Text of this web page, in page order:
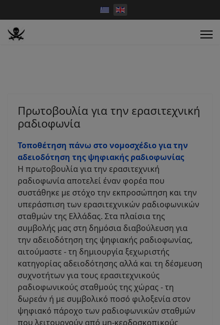
Πρωτοβουλία για την ερασιτεχνική
ραδιοφωνία
Τοποθέτηση πάνω στο νομοσχέδιο για την
αδειοδότηση της ψηφιακής ραδιοφωνίας
Η πρωτοβουλία για την ερασιτεχνική
ραδιοφωνία αποτελεί έναν φορέα που
συστάθηκε με στόχο την εκπροσώπηση και την
υπεράσπιση των ερασιτεχνικών ραδιοφωνικών
σταθμών της Ελλάδας. Στα πλαίσια της
συμβολής μας στη δημόσια διαβούλευση για
την αδειοδότηση της ψηφιακής ραδιοφωνίας,
αιτούμαστε - τη δημιουργία ξεχωριστής
κατηγορίας αδειοδότησης αλλά και τη δέσμευση
συχνοτήτων για τους ερασιτεχνικούς
ραδιοφωνικούς σταθμούς της χώρας - τη
δωρεάν ή με συμβολικό ποσό φιλοξενία στον
ψηφιακό πάροχο των ραδιοφωνικών σταθμών
που λειτουργούν από μη-κερδοσκοπικούς